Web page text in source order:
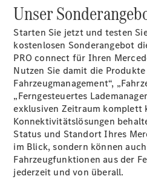
Unser
Starten Sie jetzt und testen
kostenlosen Sonderangebot
PRO connect für Ihren
Nutzen Sie damit die
Fahrzeugmanagement“,
„Ferngesteuertes
exklusiven Zeitraum komplett
Konnektivitätslösungen
Status und Standort Ihres
im Blick, sondern können
Fahrzeugfunktionen aus der
jederzeit und von überall.